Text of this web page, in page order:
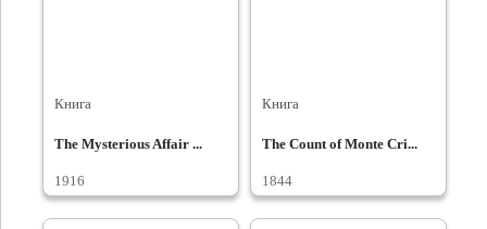
Книга
The Mysterious Affair ...
1916
Книга
The Count of Monte Cri...
1844